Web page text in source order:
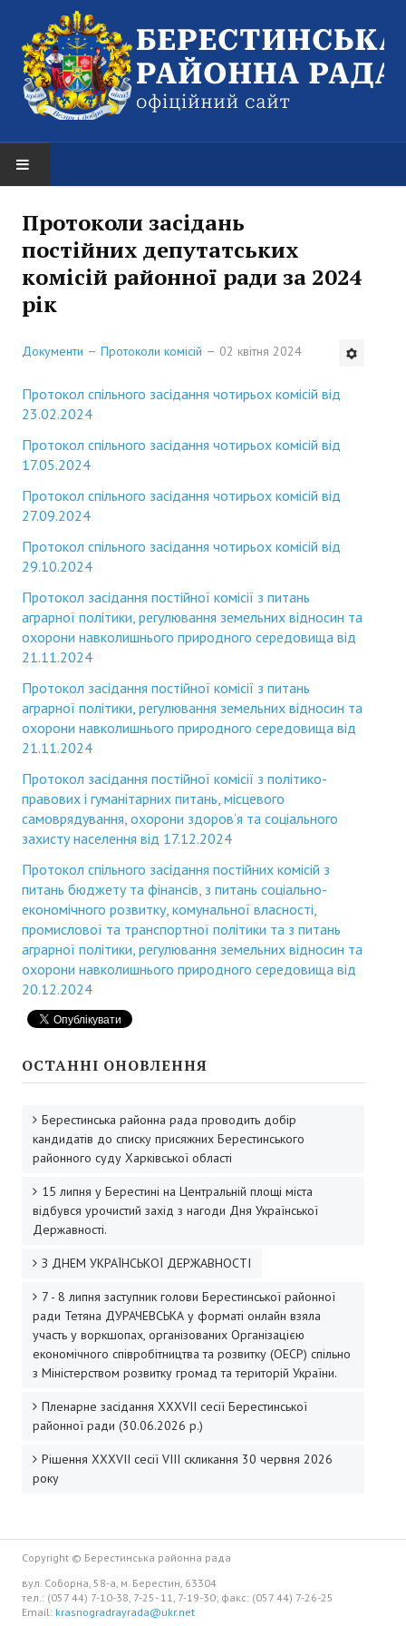
Оголошення
РАЙОННА РАДА
Депутати районної ради
Депутати районної ради
Депутатські фракції
Депутати попередніх скликань
Виконавчий апарат районної ради
Структура виконавчого апарату районної ради
Відділи
Загальний відділ
Сектор бухгалтерського обліку та розвитку місцевого
Регламент районної ради
Повноваження та функції
Президія райради
Звернення громадян
Порядок проведення особистого прийому громадян
Графік прийому громадян
Робота зі зверненнями громадян
Рішення сесій райради
Нормативно-правові документи районної ради
Протоколи комісій
Проекти рішень
Програми
Довідкова інформація
ДІЯЛЬНІСТЬ
Відео пленарних засідань та постійних комісій
Регуляторна діяльність
Оприлюднення проектів
Інше
НАШ РАЙОН
Символіка району
Протоколи засідань
постійних депутатських
комісій районної ради за 2024
рік
Документи Протоколи комісій 02 квітня 2024
Протокол спільного засідання чотирьох комісій від
23.02.2024
Протокол спільного засідання чотирьох комісій від
17.05.2024
Протокол спільного засідання чотирьох комісій від
27.09.2024
Протокол спільного засідання чотирьох комісій від
29.10.2024
Протокол засідання постійної комісії з питань
аграрної політики, регулювання земельних відносин та
охорони навколишнього природного середовища від
21.11.2024
Протокол засідання постійної комісії з питань
аграрної політики, регулювання земельних відносин та
охорони навколишнього природного середовища від
21.11.2024
Протокол засідання постійної комісії з політико-
правових і гуманітарних питань, місцевого
самоврядування, охорони здоров’я та соціального
захисту населення від 17.12.2024
Протокол спільного засідання постійних комісій з
питань бюджету та фінансів, з питань соціально-
економічного розвитку, комунальної власності,
промислової та транспортної політики та з питань
аграрної політики, регулювання земельних відносин та
охорони навколишнього природного середовища від
20.12.2024
ОСТАННІ ОНОВЛЕННЯ
Берестинська районна рада проводить добір
кандидатів до списку присяжних Берестинського
районного суду Харківської області
15 липня у Берестині на Центральній площі міста
відбувся урочистий захід з нагоди Дня Української
Державності.
З ДНЕМ УКРАЇНСЬКОЇ ДЕРЖАВНОСТІ
7 - 8 липня заступник голови Берестинської районної
ради Тетяна ДУРАЧЕВСЬКА у форматі онлайн взяла
участь у воркшопах, організованих Організацією
економічного співробітництва та розвитку (ОЕСР) спільно
з Міністерством розвитку громад та територій України.
Пленарне засідання XXХVІI сесії Берестинської
районної ради (30.06.2026 р.)
Рішення XXХVІІ сесії VIII скликання 30 червня 2026
року
Copyright © Берестинська районна рада
вул. Соборна, 58-а, м. Берестин, 63304
тел.: (057 44) 7-10-38, 7-25- 11, 7-19-30; факс: (057 44) 7-26-25
Email: krasnogradrayrada@ukr.net